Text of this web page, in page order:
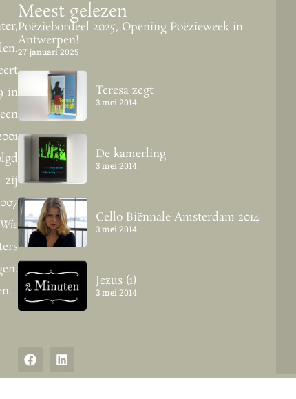
in
zij
Wie
Meest gelezen
Poëziebordeel 2025, Opening Poëzieweek in
Antwerpen!
27 januari 2025
Teresa zegt
3 mei 2014
De kamerling
3 mei 2014
Cello Biënnale Amsterdam 2014
3 mei 2014
Jezus (1)
3 mei 2014